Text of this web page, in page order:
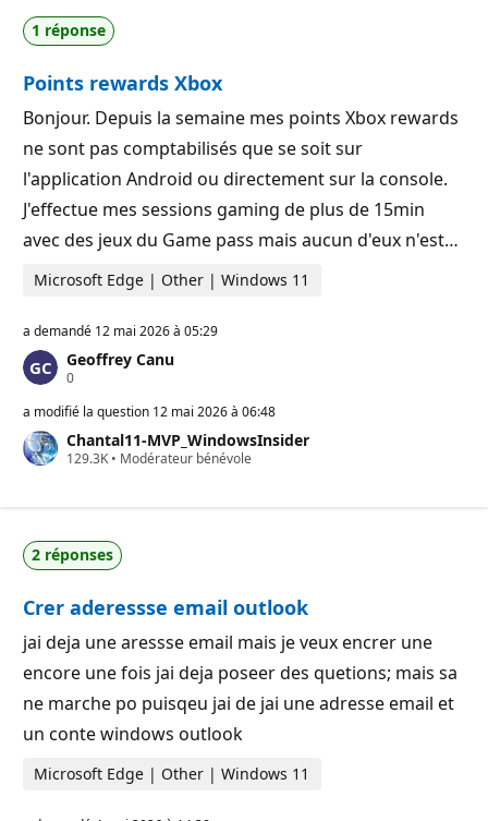
u
t
a
i
n
e
r
p
u
t
a
t
o
1 réponse
Points rewards Xbox
Bonjour. Depuis la semaine mes points Xbox rewards
ne sont pas comptabilisés que se soit sur
l'application Android ou directement sur la console.
J'effectue mes sessions gaming de plus de 15min
avec des jeux du Game pass mais aucun d'eux n'est…
Microsoft Edge | Other | Windows 11
a demandé 12 mai 2026 à 05:29
Geoffrey Canu
0P
i
t
s
p
u
t
t
o
n
a modifié la question 12 mai 2026 à 06:48
Chantal11-MVP_WindowsInsider
129.3K P
s
d
e
é
p
u
t
a
i
o
n
• Modérateur bénévole
2 réponses
Crer aderessse email outlook
jai deja une aressse email mais je veux encrer une
encore une fois jai deja poseer des quetions; mais sa
ne marche po puisqeu jai de jai une adresse email et
un conte windows outlook
Microsoft Edge | Other | Windows 11